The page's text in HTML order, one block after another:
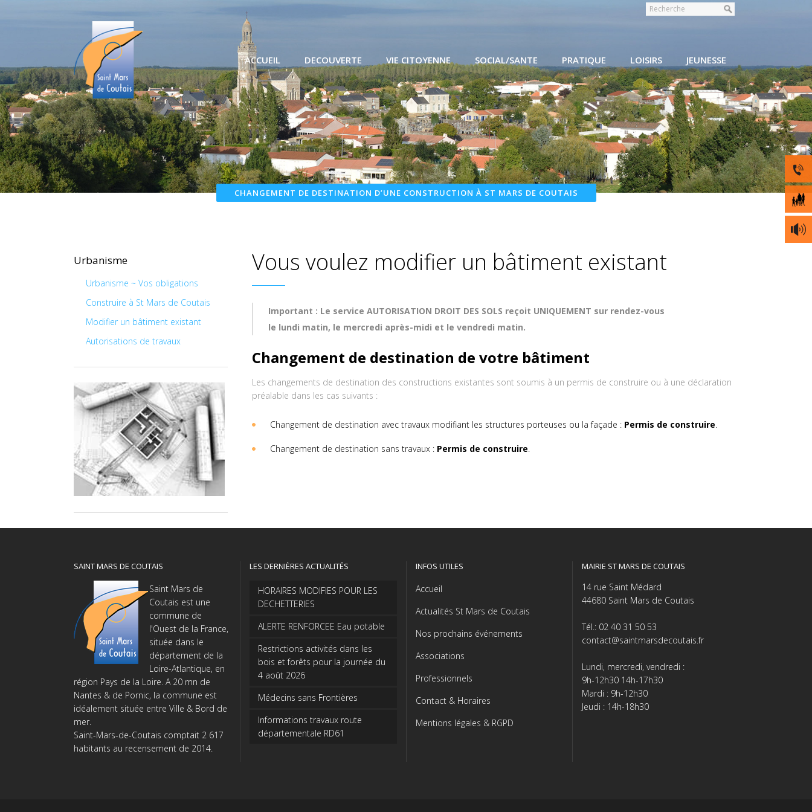
ACCUEIL DECOUVERTE VIE CITOYENNE SOCIAL/SANTE PRATIQUE LOISIRS JEUNESSE
CHANGEMENT DE DESTINATION D’UNE CONSTRUCTION À ST MARS DE COUTAIS
Urbanisme
Urbanisme ~ Vos obligations
Construire à St Mars de Coutais
Modifier un bâtiment existant
Autorisations de travaux
Vous voulez modifier un bâtiment existant
Important : Le service AUTORISATION DROIT DES SOLS reçoit UNIQUEMENT sur rendez-vous
le lundi matin, le mercredi après-midi et le vendredi matin.
Changement de destination de votre bâtiment
Les changements de destination des constructions existantes sont soumis à un permis de construire ou à une déclaration
préalable dans les cas suivants :
Changement de destination avec travaux modifiant les structures porteuses ou la façade : Permis de construire
Changement de destination sans travaux : Permis de construire
SAINT MARS DE COUTAIS
Saint Mars de
Coutais est une
commune de
l'Ouest de la France,
située dans le
département de la
Loire-Atlantique, en
région Pays de la Loire. A 20 mn de
Nantes & de Pornic, la commune est
idéalement située entre Ville & Bord de
mer.
Saint-Mars-de-Coutais comptait 2 617
habitants au recensement de 2014.
LES DERNIÈRES ACTUALITÉS
HORAIRES MODIFIES POUR LES
DECHETTERIES
ALERTE RENFORCEE Eau potable
Restrictions activités dans les
bois et forêts pour la journée du
4 août 2026
Médecins sans Frontières
Informations travaux route
départementale RD61
INFOS UTILES
Accueil
Actualités St Mars de Coutais
Nos prochains événements
Associations
Professionnels
Contact & Horaires
Mentions légales & RGPD
MAIRIE ST MARS DE COUTAIS
14 rue Saint Médard
44680 Saint Mars de Coutais
Tél.: 02 40 31 50 53
contact@saintmarsdecoutais.fr
Lundi, mercredi, vendredi :
9h-12h30 14h-17h30
Mardi : 9h-12h30
Jeudi : 14h-18h30